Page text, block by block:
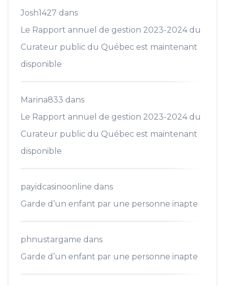
Josh1427 dans
Le Rapport annuel de gestion 2023-2024 du
Curateur public du Québec est maintenant
disponible
Marina833 dans
Le Rapport annuel de gestion 2023-2024 du
Curateur public du Québec est maintenant
disponible
payidcasinoonline dans
Garde d’un enfant par une personne inapte
phnustargame dans
Garde d’un enfant par une personne inapte